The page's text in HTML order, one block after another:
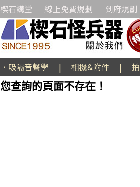
楔石講堂 線上免費規劃 到府規劃
．吸隔音聲學 | 相機&附件 |
您查詢的頁面不存在！